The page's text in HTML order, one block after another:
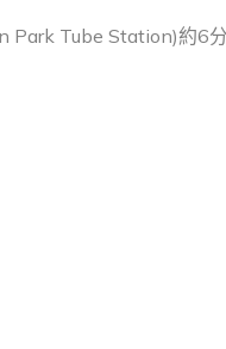
Park Tube Station)約6